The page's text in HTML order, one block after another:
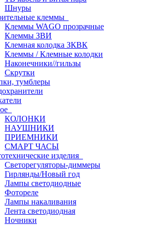
Шнуры
клеммы
Клеммы WAGO прозрачные
Клеммы ЗВИ
Клемная колодка ЗКВК
Клеммы / Клемные колодки
Наконечники//гильзы
Скрутки
тумблеры
КОЛОНКИ
НАУШНИКИ
ПРИЕМНИКИ
СМАРТ ЧАСЫ
изделия
Светорегуляторы-диммеры
Гирлянды/Новый год
Лампы светодиодные
Фотореле
Лампы накаливания
Лента светодиодная
Ночники